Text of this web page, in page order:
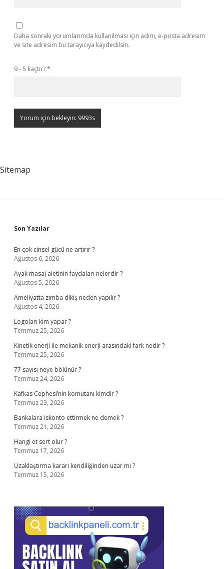
Daha sonraki yorumlarımda kullanılması için adım, e-posta adresim
ve site adresim bu tarayıcıya kaydedilsin.
9 - 5 kaçtır?*
Sitemap
Sidebar
Son Yazılar
En çok cinsel gücü ne artırır ?
Ağustos 6, 2026
Ayak masaj aletinin faydaları nelerdir ?
Ağustos 5, 2026
Ameliyatta zımba dikiş neden yapılır ?
Ağustos 4, 2026
Logoları kim yapar ?
Temmuz 25, 2026
Kinetik enerji ile mekanik enerji arasındaki fark nedir ?
Temmuz 25, 2026
77 sayısı neye bölünür ?
Temmuz 24, 2026
Kafkas Cephesi’nin komutanı kimdir ?
Temmuz 23, 2026
Bankalara iskonto ettirmek ne demek ?
Temmuz 21, 2026
Hangi et sert olur ?
Temmuz 17, 2026
Uzaklaştırma kararı kendiliğinden uzar mı ?
Temmuz 15, 2026